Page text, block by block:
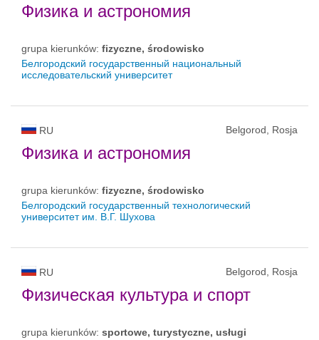
Физика и астрономия
grupa kierunków: fizyczne, środowisko
Белгородский государственный национальный
исследовательский университет
RU Belgorod, Rosja
Физика и астрономия
grupa kierunków: fizyczne, środowisko
Белгородский государственный технологический
университет им. В.Г. Шухова
RU Belgorod, Rosja
Физическая культура и спорт
grupa kierunków: sportowe, turystyczne, usługi